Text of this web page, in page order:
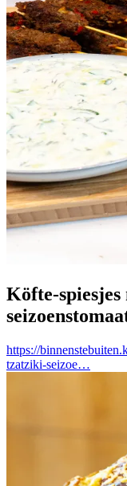
Köfte-
https://
tzatziki-seizoe…